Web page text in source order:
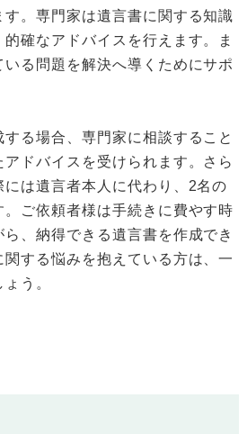
。専門家は遺言書に関する知識
確なアドバイスを行えます。ま
る問題を解決へ導くためにサポ
る場合、専門家に相談すること
ドバイスを受けられます。さら
は遺言者本人に代わり、2名の
ご依頼者様は手続きに費やす時
、納得できる遺言書を作成でき
する悩みを抱えている方は、一
う。